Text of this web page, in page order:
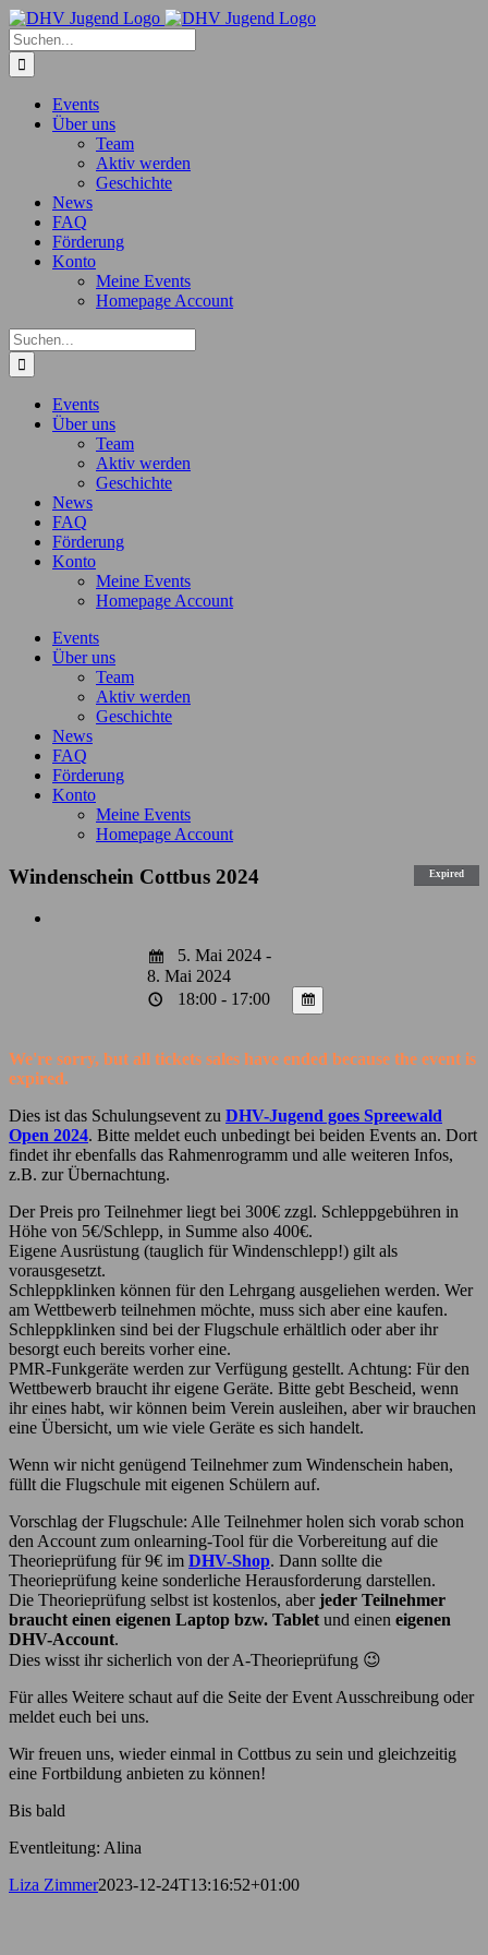
Zum
Inhalt
springen
Suche
nach:
Events
Über uns
Team
Aktiv werden
Geschichte
News
FAQ
Förderung
Konto
Meine Events
Homepage Account
Suche
nach:
Events
Über uns
Team
Aktiv werden
Geschichte
News
FAQ
Förderung
Konto
Meine Events
Homepage Account
Events
Über uns
Team
Aktiv werden
Geschichte
News
FAQ
Förderung
Konto
Meine Events
Homepage Account
Expired
Windenschein Cottbus 2024
5. Mai 2024 -
8. Mai 2024
18:00 - 17:00
We're sorry, but all tickets sales have ended because the event is
expired.
Dies ist das Schulungsevent zu DHV-Jugend goes Spreewald
Open 2024. Bitte meldet euch unbedingt bei beiden Events an. Dort
findet ihr ebenfalls das Rahmenrogramm und alle weiteren Infos,
z.B. zur Übernachtung.
Der Preis pro Teilnehmer liegt bei 300€ zzgl. Schleppgebühren in
Höhe von 5€/Schlepp, in Summe also 400€.
Eigene Ausrüstung (tauglich für Windenschlepp!) gilt als
vorausgesetzt.
Schleppklinken können für den Lehrgang ausgeliehen werden. Wer
am Wettbewerb teilnehmen möchte, muss sich aber eine kaufen.
Schleppklinken sind bei der Flugschule erhältlich oder aber ihr
besorgt euch bereits vorher eine.
PMR-Funkgeräte werden zur Verfügung gestellt. Achtung: Für den
Wettbewerb braucht ihr eigene Geräte. Bitte gebt Bescheid, wenn
ihr eines habt, wir können beim Verein ausleihen, aber wir brauchen
eine Übersicht, um wie viele Geräte es sich handelt.
Wenn wir nicht genügend Teilnehmer zum Windenschein haben,
füllt die Flugschule mit eigenen Schülern auf.
Vorschlag der Flugschule: Alle Teilnehmer holen sich vorab schon
den Account zum onlearning-Tool für die Vorbereitung auf die
Theorieprüfung für 9€ im DHV-Shop. Dann sollte die
Theorieprüfung keine sonderliche Herausforderung darstellen.
Die Theorieprüfung selbst ist kostenlos, aberjeder Teilnehmer
braucht einen eigenen Laptop bzw. Tablet und einen eigenen
DHV-Account.
Dies wisst ihr sicherlich von der A-Theorieprüfung 😉
Für alles Weitere schaut auf die Seite der Event Ausschreibung oder
meldet euch bei uns.
Wir freuen uns, wieder einmal in Cottbus zu sein und gleichzeitig
eine Fortbildung anbieten zu können!
Bis bald
Eventleitung: Alina
Liza Zimmer2023-12-24T13:16:52+01:00